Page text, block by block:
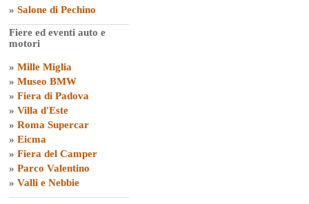
» Salone di Pechino
Fiere ed eventi auto e
motori
» Mille Miglia
» Museo BMW
» Fiera di Padova
» Villa d'Este
» Roma Supercar
» Eicma
» Fiera del Camper
» Parco Valentino
» Valli e Nebbie